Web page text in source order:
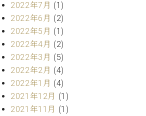
ブ
ロ
グ
ア
ク
セ
お
問
い
2022年7月 (1)
2022年6月 (2)
2022年5月 (1)
2022年4月 (2)
2022年3月 (5)
2022年2月 (4)
2022年1月 (4)
2021年12月 (1)
2021年11月 (1)